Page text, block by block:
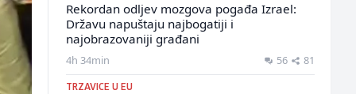
Rekordan odljev mozgova pogađa Izrael:
Državu napuštaju najbogatiji i
najobrazovaniji građani
4h 34min 56 81
TRZAVICE U EU